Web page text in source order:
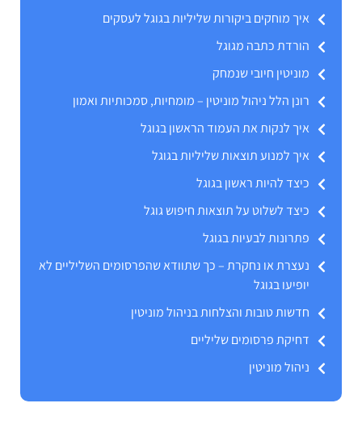
איך מוחקים ביקורות שליליות בגוגל לעסקים
הורדת כתבה מגוגל
מוניטין חיובי שנמחק
רונן הלל ניהול מוניטין – מומחיות, סמכותיות ואמון
איך לנקות את העמוד הראשון בגוגל
איך למנוע תוצאות שליליות בגוגל
כיצד להיות ראשון בגוגל
כיצד לשלוט על תוצאות חיפוש גוגל
פתרונות לבעיות בגוגל
נעצרת או נחקרת – כך שתוודא שהפרסומים השליליים לא
יופיעו בגוגל
חדשות טובות והצלחות בניהול מוניטין
דחיקת פרסומים שליליים
ניהול מוניטין